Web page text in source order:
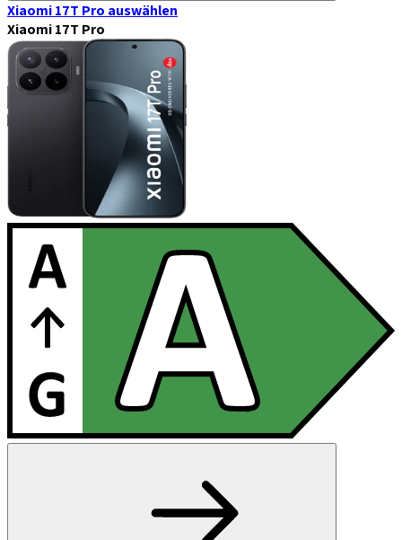
Xiaomi 17T Pro auswählen
Xiaomi 17T Pro